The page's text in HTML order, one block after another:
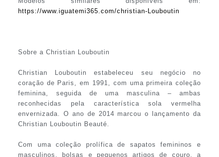
https://www.iguatemi365.com/christian-Louboutin
Sobre a Christian Louboutin
Christian Louboutin estabeleceu seu negócio no
coração de Paris, em 1991, com uma primeira coleção
feminina, seguida de uma masculina – ambas
reconhecidas pela característica sola vermelha
envernizada. O ano de 2014 marcou o lançamento da
Christian Louboutin Beauté.
Com uma coleção prolífica de sapatos femininos e
masculinos, bolsas e pequenos artigos de couro, a